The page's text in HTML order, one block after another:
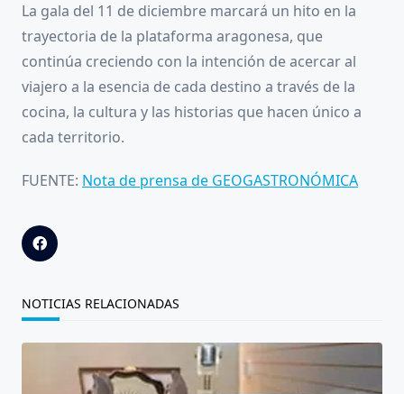
La gala del 11 de diciembre marcará un hito en la
trayectoria de la plataforma aragonesa, que
continúa creciendo con la intención de acercar al
viajero a la esencia de cada destino a través de la
cocina, la cultura y las historias que hacen único a
cada territorio.
FUENTE: Nota de prensa de GEOGASTRONÓMICA
NOTICIAS RELACIONADAS